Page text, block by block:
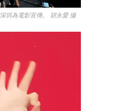
圳為電影宣傳。 胡永愛 攝